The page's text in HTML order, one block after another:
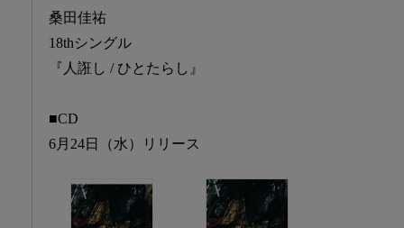
桑田佳祐
18thシングル
『人誑し / ひとたらし』
■CD
6月24日（水）リリース